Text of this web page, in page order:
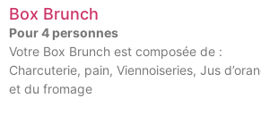
Box Brunch
Pour 4 personnes
Votre Box Brunch est composée de :
Charcuterie, pain, Viennoiseries, Jus
et du fromage